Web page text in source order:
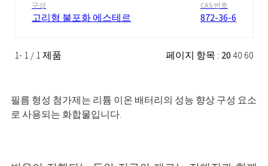
구성
고리형 불포화 에스테르
CAS 번호
872-36-6
1- 1 / 1 제품 페이지 항목 : 2040 60
필름 형성 첨가제는 리튬 이온 배터리의 성능 향상 구성 요소
로 사용되는 화합물입니다.